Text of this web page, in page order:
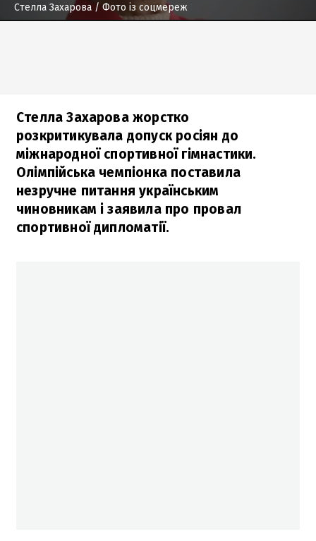
Стелла Захарова / Фото із соцмереж
Стелла Захарова жорстко
розкритикувала допуск росіян до
міжнародної спортивної гімнастики.
Олімпійська чемпіонка поставила
незручне питання українським
чиновникам і заявила про провал
спортивної дипломатії.